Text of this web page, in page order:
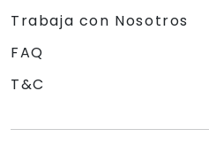
Trabaja con Nosotros
FAQ
T&C